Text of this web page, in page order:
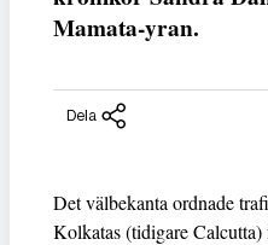
Mamata-yran.
Dela
Det välbekanta ordnade
Kolkatas (tidigare